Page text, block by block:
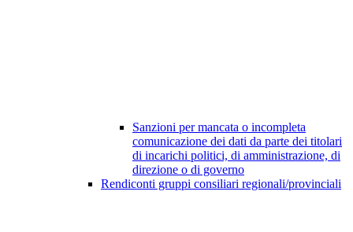
Sanzioni per mancata o incompleta
comunicazione dei dati da parte dei titolari
di incarichi politici, di amministrazione, di
direzione o di governo
Rendiconti gruppi consiliari regionali/provinciali